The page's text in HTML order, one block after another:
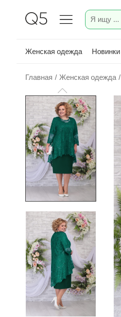
Женская одежда Новинки
Главная / Женская одежда /